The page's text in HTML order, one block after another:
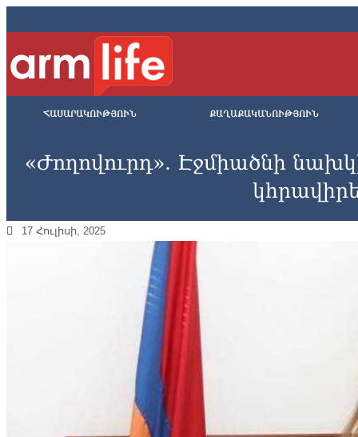
ՀԱՍԱՐԱԿՈՒԹՅՈՒՆ ՔԱՂԱՔԱԿԱՆՈՒԹՅՈՒՆ
«Ժողովուրդ». Էջմիածնի
17 Հուլիսի, 2025